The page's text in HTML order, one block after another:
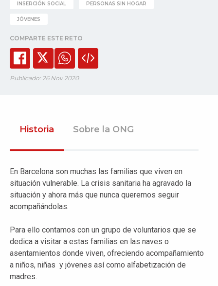
INSERCIÓN SOCIAL PERSONAS SIN HOGAR
JÓVENES
COMPARTE ESTE RETO
Publicado: 26 Nov 2020
Historia Sobre la ONG
En Barcelona son muchas las familias que viven en
situación vulnerable. La crisis sanitaria ha agravado la
situación y ahora más que nunca queremos seguir
acompañándolas.
Para ello contamos con un grupo de voluntarios que se
dedica a visitar a estas familias en las naves o
asentamientos donde viven, ofreciendo acompañamiento
a niños, niñas y jóvenes así como alfabetización de
madres.